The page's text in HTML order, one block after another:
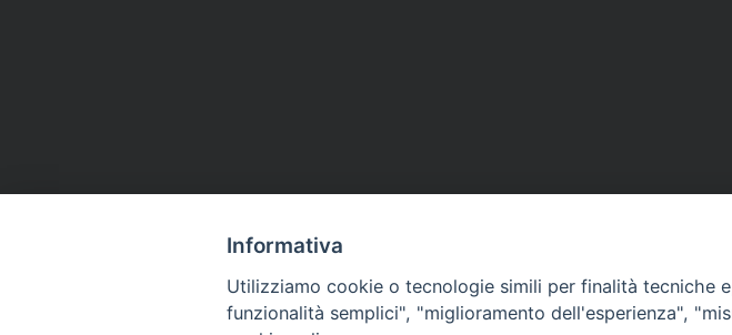
Informativa
Utilizziamo cookie o tecnologie simili per finalità tecniche
funzionalità semplici", "miglioramento dell'esperienza",